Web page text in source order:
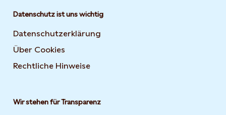
Datenschutz ist uns wichtig
Datenschutzerklärung
Über Cookies
Rechtliche Hinweise
Wir stehen für Transparenz